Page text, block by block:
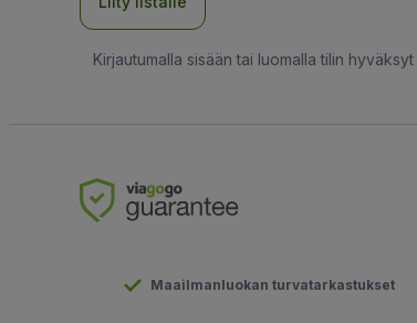
Kirjautumalla sisään tai luomalla tilin hyväksyt
Maailmanluokan turvatarkastukset